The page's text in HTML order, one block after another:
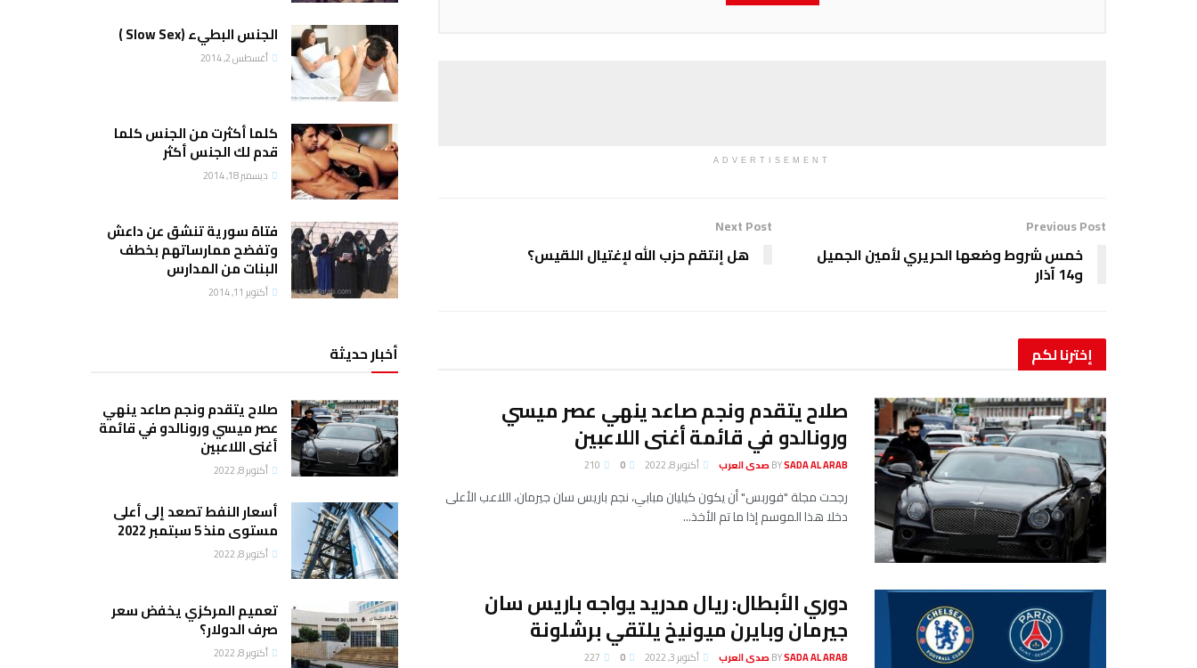
ADVERTISEMENT
Previous Post
خمس شروط وضعها الحريري لأمين الجميل
و14 آذار
Next Post
هل إنتقم حزب الله لإغتيال اللقيس؟
إخترنالكم
صلاح يتقدم ونجم صاعد ينهي عصر ميسي
ورونالدو في قائمة أغنى اللاعبين
BYSADA AL ARAB صدى العرب أكتوبر 8, 2022
رجحت مجلة "فوربس" أن يكون كيليان مبابي، نجم باريس سان جيرمان، اللاعب الأعلى
دخلا هذا الموسم إذا ما تم الأخذ...
دوري الأبطال: ريال مدريد يواجه باريس سان
جيرمان وبايرن ميونيخ يلتقي برشلونة
BYSADA AL ARAB صدى العرب أكتوبر 3, 2022
الجنس البطيء (Slow Sex )
أغسطس 2, 2014
كلما أكثرت من الجنس كلما
قدم لك الجنس أكثر
ديسمبر 18, 2014
فتاة سورية تنشق عن داعش
وتفضح ممارساتهم بخطف
البنات من المدارس
أكتوبر 11, 2014
أخبار حديثة
صلاح يتقدم ونجم صاعد ينهي
عصر ميسي ورونالدو في قائمة
أغنى اللاعبين
أكتوبر 8, 2022
أسعار النفط تصعد إلى أعلى
مستوى منذ 5 سبتمبر 2022
أكتوبر 8, 2022
تعميم المركزي يخفض سعر
صرف الدولار؟
أكتوبر 8, 2022